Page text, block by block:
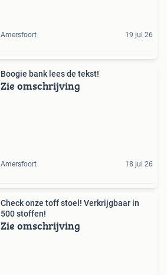
Amersfoort 19 jul 26
Boogie bank lees de tekst!
Zie omschrijving
Amersfoort 18 jul 26
Check onze toff stoel! Verkrijgbaar in
500 stoffen!
Zie omschrijving